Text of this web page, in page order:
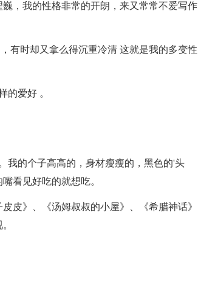
，我的性格非常的开朗，来又常常不爱写作
时却又拿么得沉重冷清 这就是我的多变性
爱好 。
的个子高高的，身材瘦瘦的，黑色的'头
看见好吃的就想吃。
》、《汤姆叔叔的小屋》、《希腊神话》